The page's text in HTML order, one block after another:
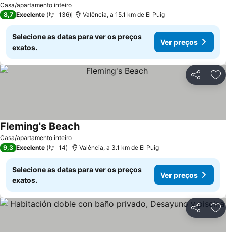
Casa/apartamento inteiro
8,7 Excelente 136 Valência, a 15.1 km de El Puig
Selecione as datas para ver os preços
exatos.
Ver preços
Partilhar
Casa/apartamento inteiro
Fleming's Beach
9,3 Excelente 14 Valência, a 3.1 km de El Puig
Selecione as datas para ver os preços
exatos.
Ver preços
Partilhar